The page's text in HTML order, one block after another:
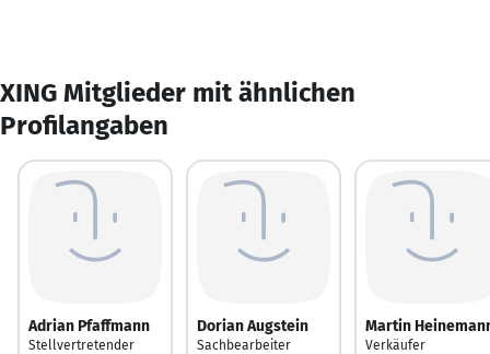
XING Mitglieder mit ähnlichen
Profilangaben
Adrian Pfaffmann
Stellvertretender
Dorian Augstein
Sachbearbeiter
Martin
Verkäufer